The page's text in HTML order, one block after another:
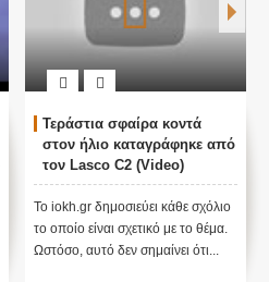
Τεράστια σφαίρα κοντά
στον ήλιο καταγράφηκε από
τον Lasco C2 (Video)
Το iokh.gr δημοσιεύει κάθε σχόλιο
το οποίο είναι σχετικό με το θέμα.
Ωστόσο, αυτό δεν σημαίνει ότι...